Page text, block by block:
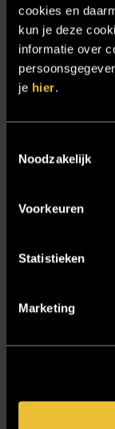
cookies en
kun je deze
informatie over
je hier.
Noodzakelijk
Voorkeuren
Statistieken
Marketing
Referenties
Samenwerken
Sensire
Showroom
SIDN
Vacatures